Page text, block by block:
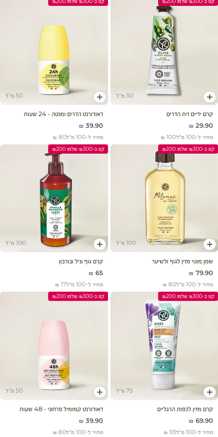
30 מ"ל
הוסף לעגלה
קרם ידיים זית הדרים
מחיר מבצע
29.90 ₪
מחיר ל-100 מ״ל 100 ₪
50 מ"ל
הוסף לעגלה
דאודורנט הדרים ומנטה - 24 שעות
מחיר מבצע
39.90 ₪
מחיר ל-100 מ״ל 80 ₪
קנו ב-₪300 שלמו ₪200
100 מ"ל
הוסף לעגלה
שמן מונוי מזין לגוף ולשיער
מחיר מבצע
79.90 ₪
מחיר ל-100 מ״ל 80 ₪
קנו ב-₪300 שלמו ₪200
390 מ"ל
הוסף לעגלה
קרם גוף וניל ובורבון
מחיר מבצע
65 ₪
מחיר ל-100 מ״ל 17 ₪
קנו ב-₪300 שלמו ₪200
75 מ"ל
הוסף לעגלה
קרם מזין לכפות הרגליים
מחיר מבצע
69.90 ₪
מחיר ל-100 מ״ל 93 ₪
קנו ב-₪300 שלמו ₪200
50 מ"ל
הוסף לעגלה
דאודורנט קמומיל פרחוני - 48 שעות
מחיר מבצע
39.90 ₪
מחיר ל-100 מ״ל 80 ₪